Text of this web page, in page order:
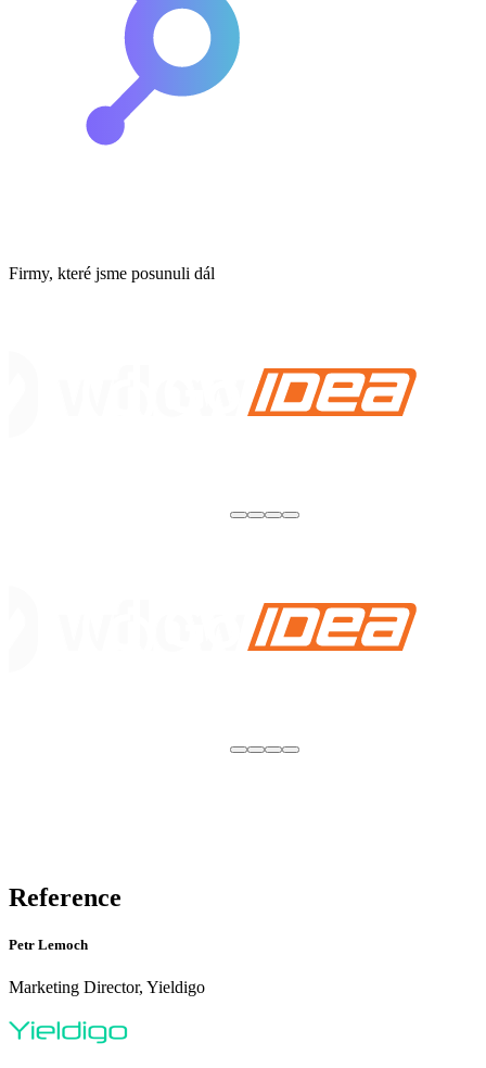
Firmy, které jsme posunuli dál
Reference
Petr Lemoch
Marketing Director, Yieldigo